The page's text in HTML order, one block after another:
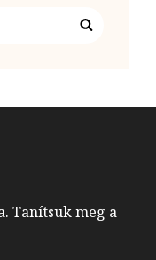
Tanítsuk meg a